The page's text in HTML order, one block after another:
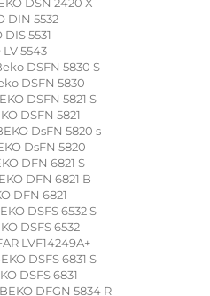
DSN 2420 X
DIN 5532
DIS 5531
LV 5543
DSFN 5830 S
DSFN 5830
DSFN 5821 S
DSFN 5821
DsFN 5820 s
DsFN 5820
DFN 6821 S
DFN 6821 B
DFN 6821
DSFS 6532 S
DSFS 6532
LVF14249A+
DSFS 6831 S
DSFS 6831
DFGN 5834 R